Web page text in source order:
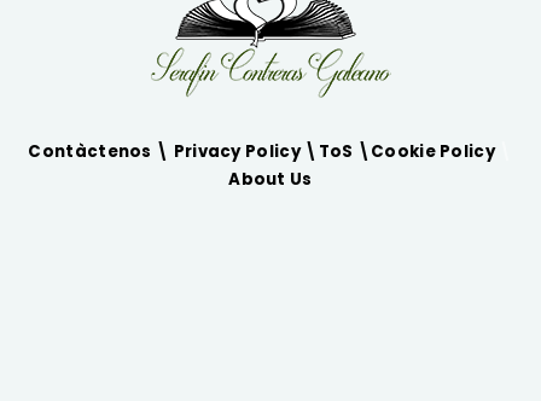
Contàctenos \ Privacy Policy \ ToS \ Cookie Policy\
About Us